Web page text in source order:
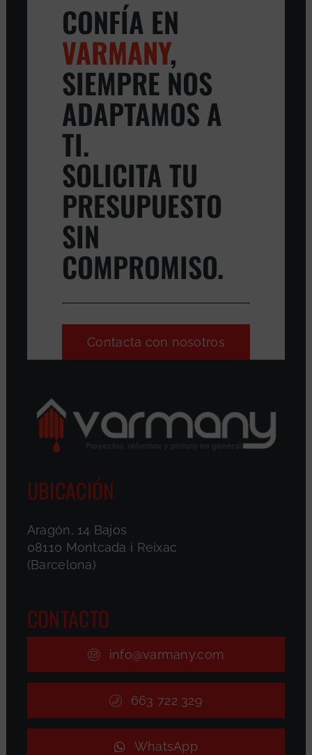
CONFÍA EN
VARMANY,
SIEMPRE NOS
ADAPTAMOS A
TI.
SOLICITA TU
PRESUPUESTO
SIN
COMPROMISO.
Contacta con nosotros
UBICACIÓN
Aragón, 14 Bajos
08110 Montcada i Reixac
(Barcelona)
CONTACTO
info@varmany.com
663 722 329
WhatsApp